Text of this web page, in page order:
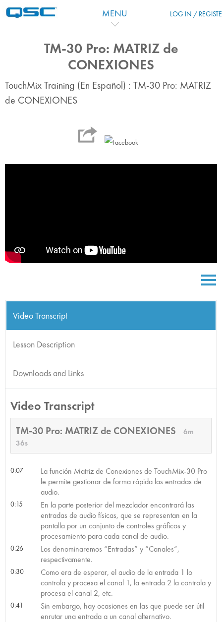
MENU LOG IN /
TM-30 Pro: MATRIZ de
CONEXIONES
TouchMix Training (En Español) : TM-30 Pro: MATRIZ
de CONEXIONES
Video Transcript
Lesson Description
Downloads and Links
Video Transcript
TM-30 Pro: MATRIZ de CONEXIONES
6m
36s
0:07
La función Matriz de Conexiones de TouchMix-30 Pro
le permite gestionar de forma rápida las entradas de
audio.
0:15
En la parte posterior del mezclador encontrará las
entradas de audio físicas, que se representan en la
pantalla por un conjunto de controles gráficos y
procesamiento para cada canal de audio.
0:26
Los denominaremos “Entradas” y “Canales”,
respectivamente.
0:30
Como era de esperar, el audio de la entrada 1 lo
controla y procesa el canal 1, la entrada 2 la controla y
procesa el canal 2, etc.
0:41
Sin embargo, hay ocasiones en las que puede ser útil
enrutar una entrada a un canal alternativo.